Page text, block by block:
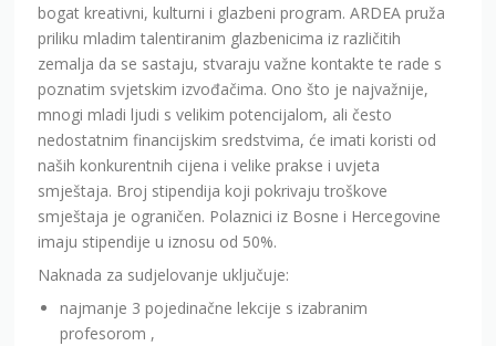
bogat kreativni, kulturni i glazbeni program. ARDEA pruža
priliku mladim talentiranim glazbenicima iz različitih
zemalja da se sastaju, stvaraju važne kontakte te rade s
poznatim svjetskim izvođačima. Ono što je najvažnije,
mnogi mladi ljudi s velikim potencijalom, ali često
nedostatnim financijskim sredstvima, će imati koristi od
naših konkurentnih cijena i velike prakse i uvjeta
smještaja. Broj stipendija koji pokrivaju troškove
smještaja je ograničen. Polaznici iz Bosne i Hercegovine
imaju stipendije u iznosu od 50%.
Naknada za sudjelovanje uključuje:
najmanje 3 pojedinačne lekcije s izabranim
profesorom ,